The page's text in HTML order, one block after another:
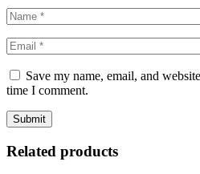
Save my name, email, and
time I comment.
Related products